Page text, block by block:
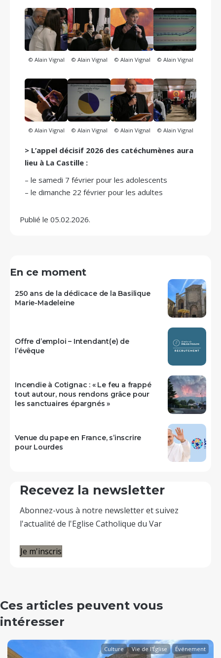
© Alain Vignal © Alain Vignal © Alain Vignal © Alain Vignal
© Alain Vignal © Alain Vignal © Alain Vignal © Alain Vignal
> L’appel décisif 2026 des catéchumènes aura
lieu à La Castille :
– le samedi 7 février pour les adolescents
– le dimanche 22 février pour les adultes
Publié le 05.02.2026.
En ce moment
250 ans de la dédicace de la Basilique
Marie-Madeleine
Offre d’emploi – Intendant(e) de
l’évêque
Incendie à Cotignac : « Le feu a frappé
tout autour, nous rendons grâce pour
les sanctuaires épargnés »
Venue du pape en France, s’inscrire
pour Lourdes
Recevez la newsletter
Abonnez-vous à notre newsletter et suivez
l'actualité de l'Eglise Catholique du Var
Je m'inscris
Ces articles peuvent vous
intéresser
Culture Vie de l'Église Événement